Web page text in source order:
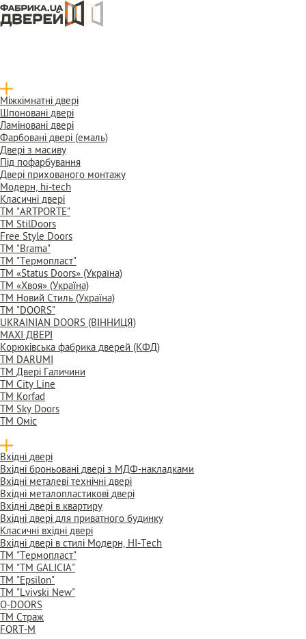
Міжкімнатні двері
Шпоновані двері
Ламіновані двері
Фарбовані двері (емаль)
Двері з масиву
Під пофарбування
Двері прихованого монтажу
Модерн, hi-tech
Класичні двері
ТМ "ARTPORTE"
ТМ StilDoors
Free Style Doors
ТМ "Brama"
ТМ "Термопласт"
ТМ «Status Doors» (Україна)
ТМ «Хвоя» (Україна)
ТМ Новий Стиль (Україна)
ТМ "DOORS"
UKRAINIAN DOORS (ВІННИЦЯ)
MAXI ДВЕРІ
Корюківська фабрика дверей (КФД)
ТМ DARUMI
ТМ Двері Галичини
ТМ City Line
ТМ Korfad
ТМ Sky Doors
ТМ Оміс
Вхідні двері
Вхідні броньовані двері з МДФ-накладками
Вхідні металеві технічні двері
Вхідні металопластикові двері
Вхідні двері в квартиру
Вхідні двері для приватного будинку
Класичні вхідні двері
Вхідні двері в стилі Модерн, HI-Tech
TM "Термопласт"
TM "ТМ GALICIA"
ТМ "Epsilon"
ТМ "Lvivski New"
Q-DOORS
ТМ Страж
FORT-M